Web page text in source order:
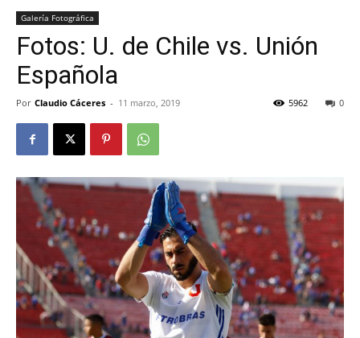
Galería Fotográfica
Fotos: U. de Chile vs. Unión
Española
Por Claudio Cáceres - 11 marzo, 2019 0
5962